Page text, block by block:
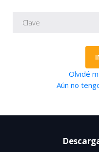
Olvidé
Aún no